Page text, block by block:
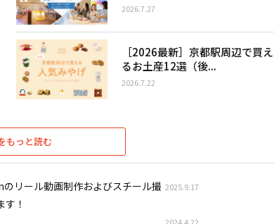
2026.7.27
［2026最新］京都駅周辺で買え
るお土産12選（後...
2026.7.22
もっと読む
リール動画制作およびスチール撮
！
2025.9.17
2024.4.22